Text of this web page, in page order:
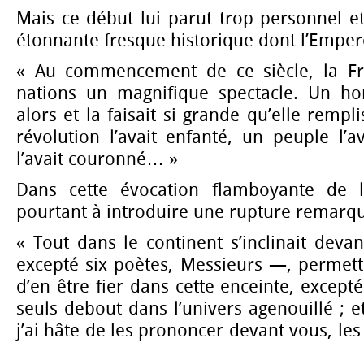
Mais ce début lui parut trop personnel
étonnante fresque historique dont
« Au commencement de ce siècle, la
nations un magnifique spectacle. Un
alors et la faisait si grande qu’elle
révolution l’avait enfanté, un peuple
l’avait couronné… »
Dans cette évocation flamboyante de
pourtant à introduire une rupture
« Tout dans le continent s’inclinait
excepté six poètes, Messieurs —,
d’en être fier dans cette enceinte,
seuls debout dans l’univers agenouillé ;
j’ai hâte de les prononcer devant vous,